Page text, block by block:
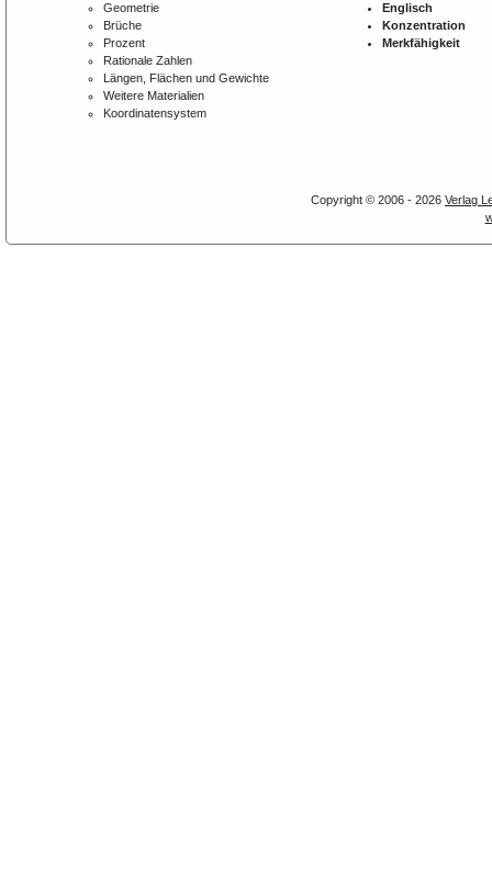
Geometrie
Brüche
Prozent
Rationale Zahlen
Längen, Flächen und Gewichte
Weitere Materialien
Koordinatensystem
Englisch
Konzentration
Merkfähigkeit
Copyright © 2006 - 2026 Verlag